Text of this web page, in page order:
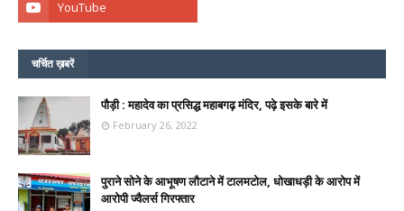
चर्चित ख़बरें
पौड़ी : महादेव का प्रसिद्ध महाबगढ़ मंदिर, पढ़े इसके बारे में
February 26, 2022
पुराने सोने के आभूषण लौटाने में टालमटोल, धोखाधड़ी के आरोप में
आरोपी ज्वैलर्स गिरफ्तार